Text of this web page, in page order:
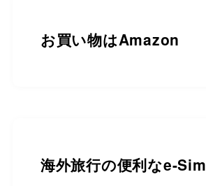
お買い物はAmazon
海外旅行の便利なe-Sim